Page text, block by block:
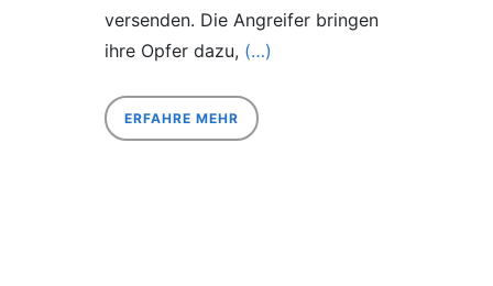
versenden. Die Angreifer bringen
ihre Opfer dazu, (…)
ERFAHRE MEHR